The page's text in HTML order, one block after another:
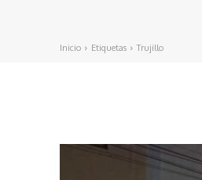
Inicio Etiquetas Trujillo